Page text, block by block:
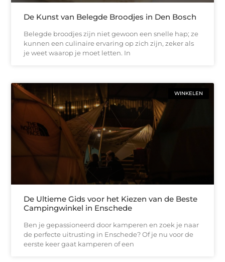
De Kunst van Belegde Broodjes in Den Bosch
Belegde broodjes zijn niet gewoon een snelle hap; ze
kunnen een culinaire ervaring op zich zijn, zeker als
je weet waarop je moet letten. In
WINKELEN
De Ultieme Gids voor het Kiezen van de Beste
Campingwinkel in Enschede
Ben je gepassioneerd door kamperen en zoek je naar
de perfecte uitrusting in Enschede? Of je nu voor de
eerste keer gaat kamperen of een